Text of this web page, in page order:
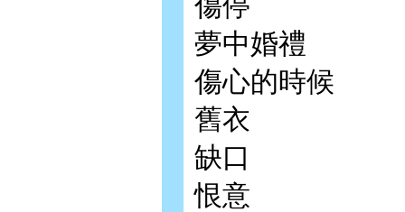
夢中婚禮
傷心的時候
舊衣
缺口
恨意